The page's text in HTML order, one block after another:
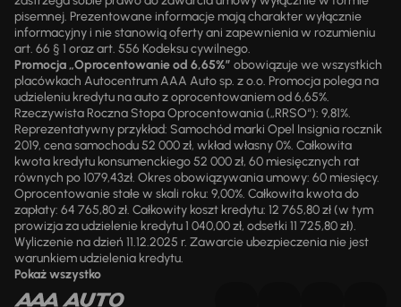
pisemnej. Prezentowane informacje mają charakter wyłącznie
informacyjny i nie stanowią oferty ani zapewnienia w rozumieniu
art. 66 § 1 oraz art. 556 Kodeksu cywilnego.
Promocja „Oprocentowanie od 6,65%” obowiązuje we wszystkich
placówkach Autocentrum AAA Auto sp. z o.o. Promocja polega na
udzieleniu kredytu na auto z oprocentowaniem od 6,65%.
Rzeczywista Roczna Stopa Oprocentowania („RRSO“): 9,81%.
Reprezentatywny przykład: Samochód marki Opel Insignia rocznik
2019, cena samochodu 52 000 zł, wkład własny 0%. Całkowita
kwota kredytu konsumenckiego 52 000 zł, 60 miesięcznych rat
równych po 1079,43zł. Okres obowiązywania umowy: 60 miesięcy.
Oprocentowanie stałe w skali roku: 9,00%. Całkowita kwota do
zapłaty: 64 765,80 zł. Całkowity koszt kredytu: 12 765,80 zł (w tym
prowizja za udzielenie kredytu 1 040,00 zł, odsetki 11 725,80 zł).
Wyliczenie na dzień 11.12.2025 r. Zawarcie ubezpieczenia nie jest
warunkiem udzielenia kredytu.
Pokaż wszystko